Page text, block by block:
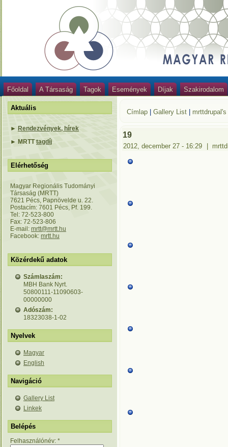
Főoldal A Társaság Tagok Események Díjak Szakirodalom
Aktuális
► Rendezvények, hírek
► MRTTtagdíj
Elérhetőség
Magyar Regionális Tudományi
Társaság (MRTT)
7621 Pécs, Papnövelde u. 22.
Postacím: 7601 Pécs, Pf. 199.
Tel: 72-523-800
Fax: 72-523-806
E-mail: mrtt@mrtt.hu
Facebook: mrtt.hu
Közérdekű adatok
Számlaszám:
MBH Bank Nyrt.
50800111-11090603-
00000000
Adószám:
18323038-1-02
Nyelvek
Magyar
English
Navigáció
Gallery List
Linkek
Belépés
Felhasználónév: *
Címlap |Gallery List
19
2012, december 27 - 16:29